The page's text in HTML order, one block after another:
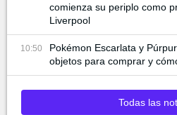
comienza su periplo como
Liverpool
10:50
Pokémon Escarlata y
objetos para comprar y
Todas las